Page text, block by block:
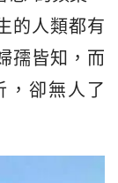
的人類都有
孺皆知，而
，卻無人了